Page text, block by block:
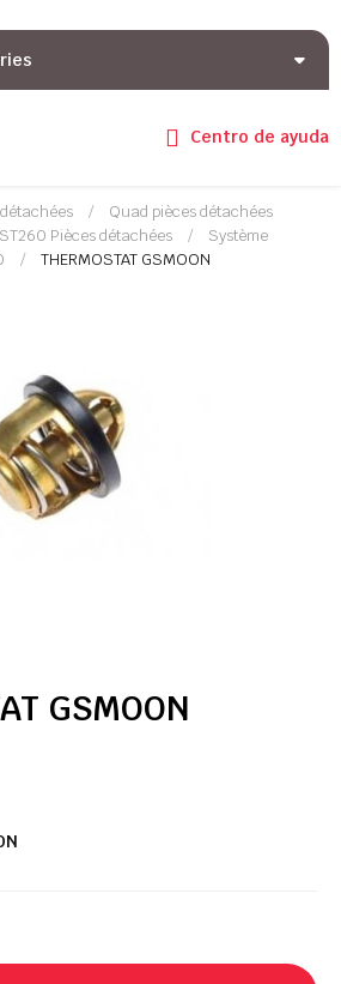
Centro de ayuda
Quad pièces détachées
Pièces détachées
Système
THERMOSTAT GSMOON
GSMOON